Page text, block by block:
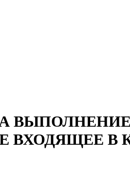
ВЫПОЛНЕНИЕ
ВХОДЯЩЕЕ В